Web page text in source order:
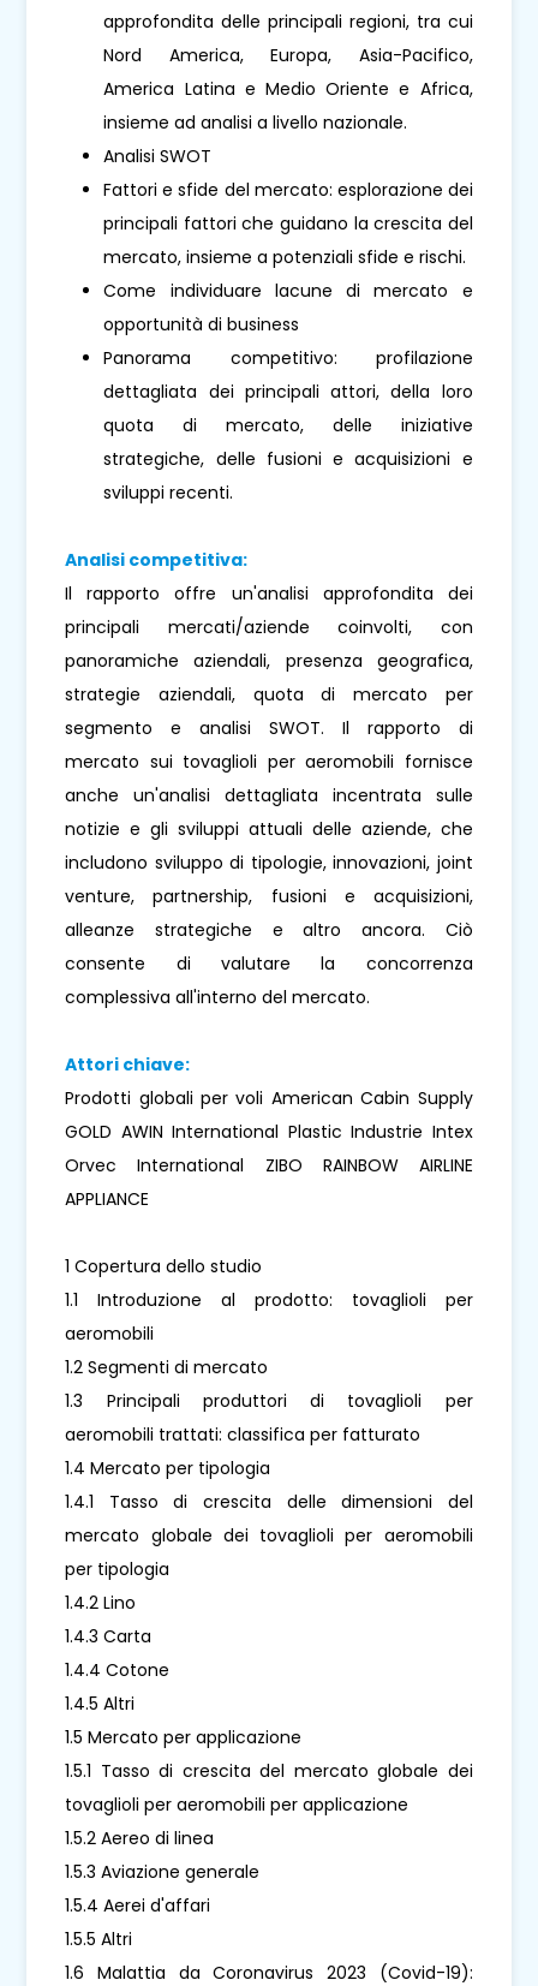
approfondita delle principali regioni, tra cui
Nord America, Europa, Asia-Pacifico,
America Latina e Medio Oriente e Africa,
insieme ad analisi a livello nazionale.
Analisi SWOT
Fattori e sfide del mercato: esplorazione dei
principali fattori che guidano la crescita del
mercato, insieme a potenziali sfide e rischi.
Come individuare lacune di mercato e
opportunità di business
Panorama competitivo: profilazione
dettagliata dei principali attori, della loro
quota di mercato, delle iniziative
strategiche, delle fusioni e acquisizioni e
sviluppi recenti.
Analisi competitiva:
Il rapporto offre un'analisi approfondita dei
principali mercati/aziende coinvolti, con
panoramiche aziendali, presenza geografica,
strategie aziendali, quota di mercato per
segmento e analisi SWOT. Il rapporto di
mercato sui tovaglioli per aeromobili fornisce
anche un'analisi dettagliata incentrata sulle
notizie e gli sviluppi attuali delle aziende, che
includono sviluppo di tipologie, innovazioni, joint
venture, partnership, fusioni e acquisizioni,
alleanze strategiche e altro ancora. Ciò
consente di valutare la concorrenza
complessiva all'interno del mercato.
Attori chiave:
Prodotti globali per voli American Cabin Supply
GOLD AWIN International Plastic Industrie Intex
Orvec International ZIBO RAINBOW AIRLINE
APPLIANCE
1 Copertura dello studio
1.1 Introduzione al prodotto: tovaglioli per
aeromobili
1.2 Segmenti di mercato
1.3 Principali produttori di tovaglioli per
aeromobili trattati: classifica per fatturato
1.4 Mercato per tipologia
1.4.1 Tasso di crescita delle dimensioni del
mercato globale dei tovaglioli per aeromobili
per tipologia
1.4.2 Lino
1.4.3 Carta
1.4.4 Cotone
1.4.5 Altri
1.5 Mercato per applicazione
1.5.1 Tasso di crescita del mercato globale dei
tovaglioli per aeromobili per applicazione
1.5.2 Aereo di linea
1.5.3 Aviazione generale
1.5.4 Aerei d'affari
1.5.5 Altri
1.6 Malattia da Coronavirus 2023 (Covid-19):